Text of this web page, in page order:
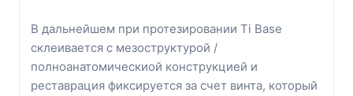
В дальнейшем при протезировании Ti Base
склеивается с мезоструктурой /
полноанатомическиой конструкцией и
реставрация фиксируется за счет винта, который